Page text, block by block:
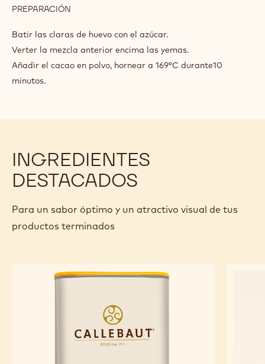
PREPARACIÓN
CHOCOLATE
Batir las claras de huevo con el azúcar.
Verter la mezcla anterior encima las yemas.
Añadir el cacao en polvo, hornear a 169°C durante10
minutos.
INGREDIENTES
DESTACADOS
Para un sabor óptimo y un atractivo visual de tus
productos terminados